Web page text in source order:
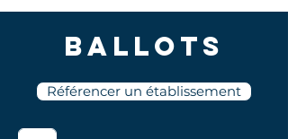
Ballots
Référencer un établissement